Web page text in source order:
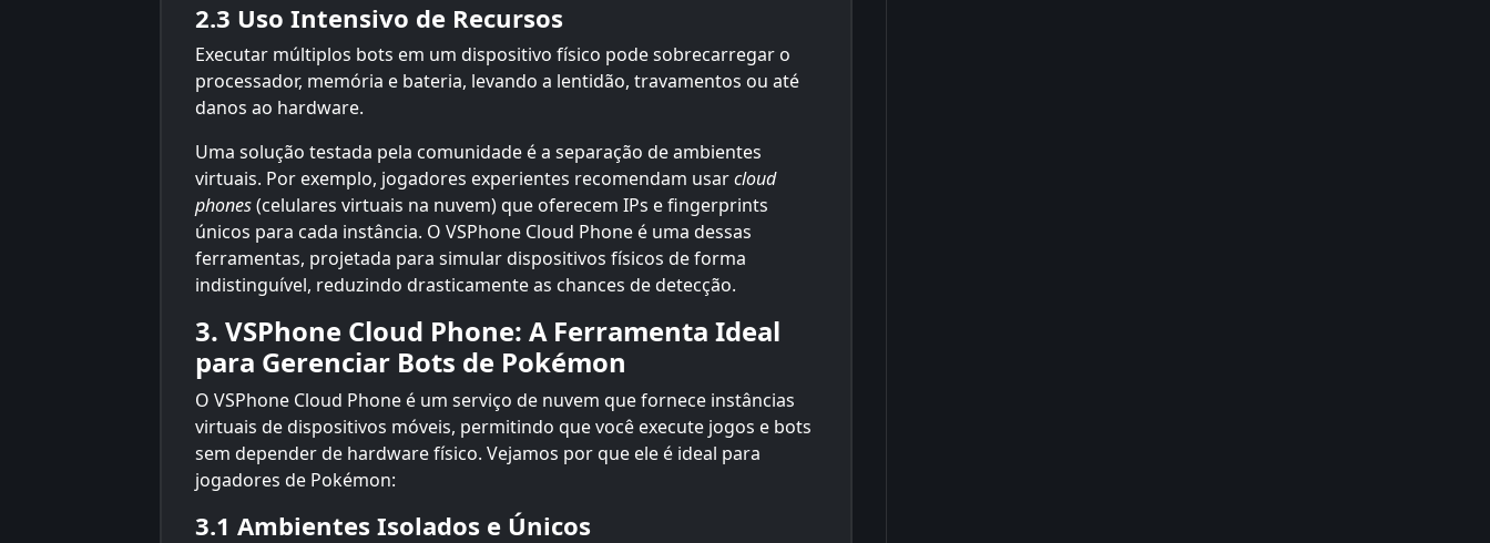
2.3 Uso Intensivo de Recursos
Executar múltiplos bots em um dispositivo físico pode sobrecarregar o
processador, memória e bateria, levando a lentidão, travamentos ou até
danos ao hardware.
Uma solução testada pela comunidade é a separação de ambientes
virtuais. Por exemplo, jogadores experientes recomendam usarcloud
phones(celulares virtuais na nuvem) que oferecem IPs e fingerprints
únicos para cada instância. O VSPhone Cloud Phone é uma dessas
ferramentas, projetada para simular dispositivos físicos de forma
indistinguível, reduzindo drasticamente as chances de detecção.
3. VSPhone Cloud Phone: A Ferramenta Ideal
para Gerenciar Bots de Pokémon
O VSPhone Cloud Phone é um serviço de nuvem que fornece instâncias
virtuais de dispositivos móveis, permitindo que você execute jogos e bots
sem depender de hardware físico. Vejamos por que ele é ideal para
jogadores de Pokémon:
3.1 Ambientes Isolados e Únicos